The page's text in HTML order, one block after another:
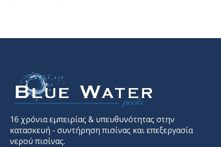
16 χρόνια εμπειρίας & υπευθυνότητας στην
κατασκευή - συντήρηση πισίνας και επεξεργασία
νερού πισίνας.